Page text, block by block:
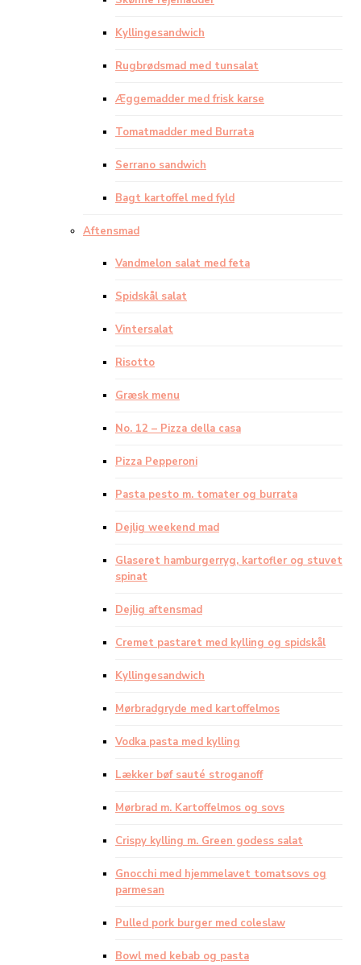
Kyllingesandwich
Rugbrødsmad med tunsalat
Æggemadder med frisk karse
Tomatmadder med Burrata
Serrano sandwich
Bagt kartoffel med fyld
Aftensmad
Vandmelon salat med feta
Spidskål salat
Vintersalat
Risotto
Græsk menu
No. 12 – Pizza della casa
Pizza Pepperoni
Pasta pesto m. tomater og burrata
Dejlig weekend mad
Glaseret hamburgerryg, kartofler og stuvet
spinat
Dejlig aftensmad
Cremet pastaret med kylling og spidskål
Kyllingesandwich
Mørbradgryde med kartoffelmos
Vodka pasta med kylling
Lækker bøf sauté stroganoff
Mørbrad m. Kartoffelmos og sovs
Crispy kylling m. Green godess salat
Gnocchi med hjemmelavet tomatsovs og
parmesan
Pulled pork burger med coleslaw
Bowl med kebab og pasta